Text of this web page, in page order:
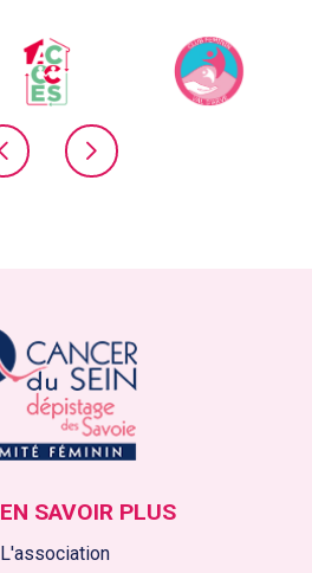
EN SAVOIR PLUS
L'association